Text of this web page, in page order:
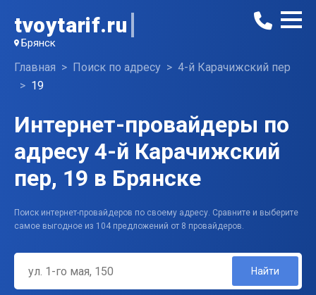
tvoytarif.ru
Брянск
Главная Поиск по адресу
4-й Карачижский пер
19
Интернет-провайдеры по
адресу 4-й Карачижский
пер, 19 в Брянске
Поиск интернет-провайдеров по своему адресу. Сравните и выберите
самое выгодное из 104 предложений от 8 провайдеров.
Найти